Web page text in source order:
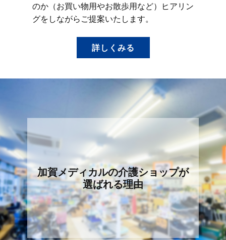
のか（お買い物用やお散歩用など）ヒアリン
グをしながらご提案いたします。
詳しくみる
加賀メディカルの介護ショップが
選ばれる理由